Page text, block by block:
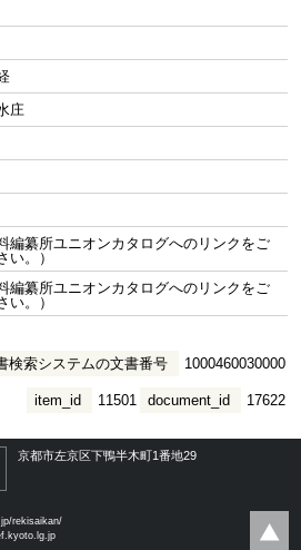
庄
編纂所ユニオンカタログへのリンクをご
い。）
編纂所ユニオンカタログへのリンクをご
い。）
検索システムの文書番号 1000460030000
document_id 17622
item_id 11501
京都市左京区下鴨半木町1番地29
rekisaikan/